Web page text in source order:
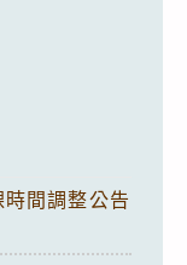
間調整公告